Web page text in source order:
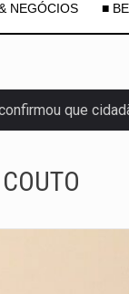
NEGÓCIOS ■
que
moderna.
incêndios
de…